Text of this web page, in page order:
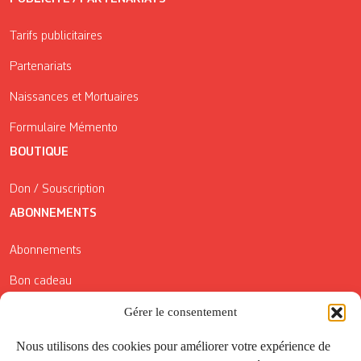
Gérer le consentement
Nous utilisons des cookies pour améliorer votre expérience de
Tarifs publicitaires
Partenariats
Naissances et Mortuaires
Formulaire Mémento
BOUTIQUE
Don / Souscription
ABONNEMENTS
Abonnements
Bon cadeau
Conditions générales de vente
Réductions de la Carte Côté Courrier